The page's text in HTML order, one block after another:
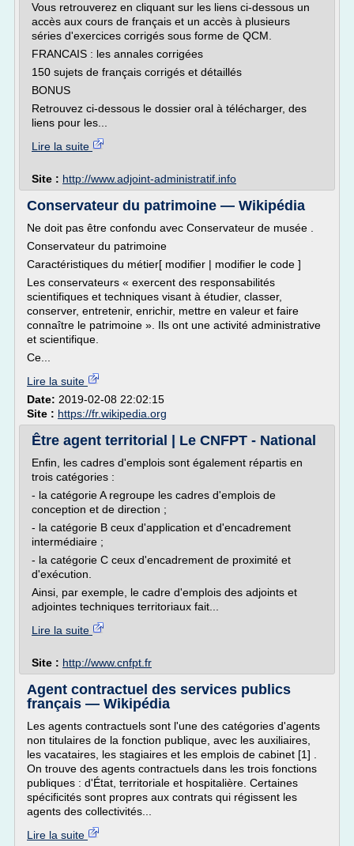
Vous retrouverez en cliquant sur les liens ci-dessous un
accès aux cours de français et un accès à plusieurs
séries d'exercices corrigés sous forme de QCM.
FRANCAIS : les annales corrigées
150 sujets de français corrigés et détaillés
BONUS
Retrouvez ci-dessous le dossier oral à télécharger, des
liens pour les...
Lire la suite
Site : http://www.adjoint-administratif.info
Conservateur du patrimoine — Wikipédia
Ne doit pas être confondu avec Conservateur de musée .
Conservateur du patrimoine
Caractéristiques du métier[ modifier | modifier le code ]
Les conservateurs « exercent des responsabilités
scientifiques et techniques visant à étudier, classer,
conserver, entretenir, enrichir, mettre en valeur et faire
connaître le patrimoine ». Ils ont une activité administrative
et scientifique.
Ce...
Lire la suite
Date: 2019-02-08 22:02:15
Site : https://fr.wikipedia.org
Être agent territorial | Le CNFPT - National
Enfin, les cadres d'emplois sont également répartis en
trois catégories :
- la catégorie A regroupe les cadres d'emplois de
conception et de direction ;
- la catégorie B ceux d'application et d'encadrement
intermédiaire ;
- la catégorie C ceux d'encadrement de proximité et
d'exécution.
Ainsi, par exemple, le cadre d'emplois des adjoints et
adjointes techniques territoriaux fait...
Lire la suite
Site : http://www.cnfpt.fr
Agent contractuel des services publics
français — Wikipédia
Les agents contractuels sont l'une des catégories d'agents
non titulaires de la fonction publique, avec les auxiliaires,
les vacataires, les stagiaires et les emplois de cabinet [1] .
On trouve des agents contractuels dans les trois fonctions
publiques : d'État, territoriale et hospitalière. Certaines
spécificités sont propres aux contrats qui régissent les
agents des collectivités...
Lire la suite